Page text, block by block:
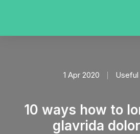
1 Apr 2020
10 ways how to
glavrida